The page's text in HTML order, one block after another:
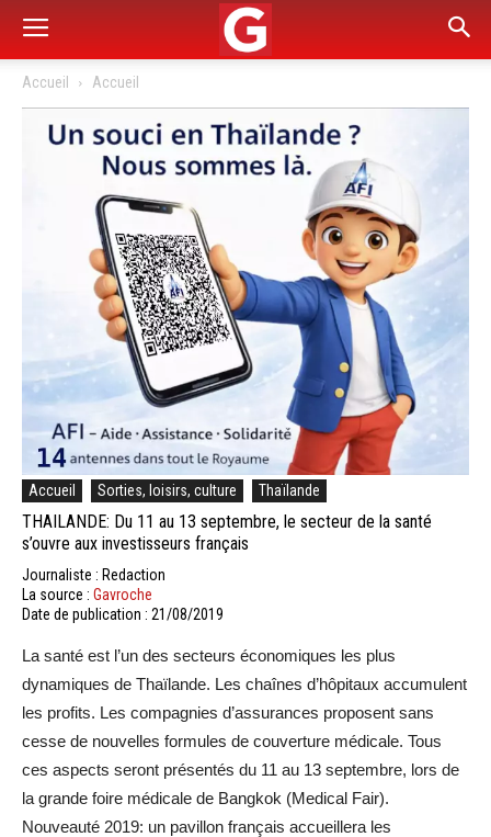
Accueil Accueil
Accueil Sorties, loisirs, culture Thaïlande
THAILANDE: Du 11 au 13 septembre, le secteur de la santé
s’ouvre aux investisseurs français
Journaliste : Redaction
La source : Gavroche
Date de publication : 21/08/2019
La santé est l’un des secteurs économiques les plus
dynamiques de Thaïlande. Les chaînes d’hôpitaux accumulent
les profits. Les compagnies d’assurances proposent sans
cesse de nouvelles formules de couverture médicale. Tous
ces aspects seront présentés du 11 au 13 septembre, lors de
la grande foire médicale de Bangkok (Medical Fair).
Nouveauté 2019: un pavillon français accueillera les